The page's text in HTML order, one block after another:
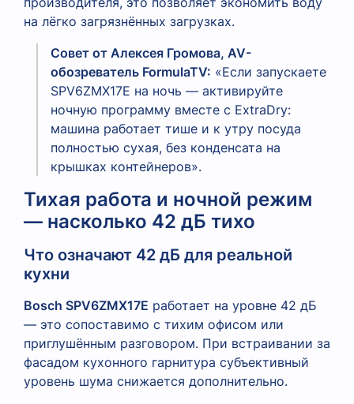
на лёгко загрязнённых загрузках.
Совет от Алексея Громова, AV-
обозреватель FormulaTV: «Если запускаете
SPV6ZMX17E на ночь — активируйте
ночную программу вместе с ExtraDry:
машина работает тише и к утру посуда
полностью сухая, без конденсата на
крышках контейнеров».
Тихая работа и ночной режим
— насколько 42 дБ тихо
Что означают 42 дБ для реальной
кухни
Bosch SPV6ZMX17E работает на уровне 42 дБ
— это сопоставимо с тихим офисом или
приглушённым разговором. При встраивании за
фасадом кухонного гарнитура субъективный
уровень шума снижается дополнительно.